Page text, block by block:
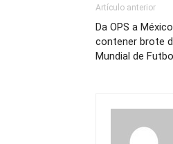
Artículo anterior
Da OPS a
contener brote
Mundial de